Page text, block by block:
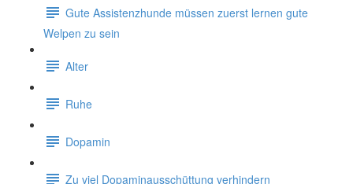
Gute Assistenzhunde müssen zuerst lernen gute
Welpen zu sein
Alter
Ruhe
Dopamin
Zu viel Dopaminausschüttung verhindern